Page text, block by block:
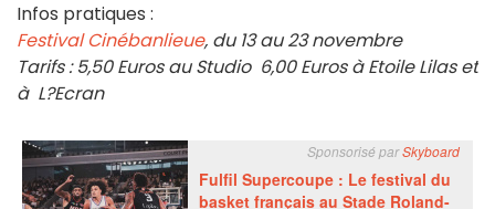
Infos pratiques :
Festival Cinébanlieue, du 13 au 23 novembre
Tarifs : 5,50 Euros au Studio 6,00 Euros à Etoile Lilas et
à L?Ecran